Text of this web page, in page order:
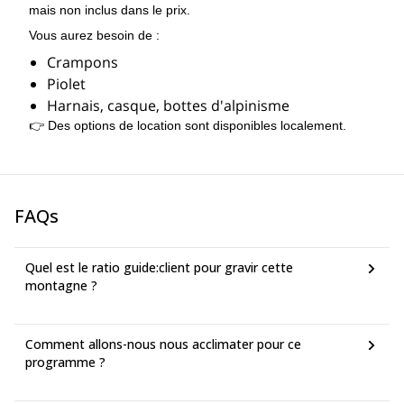
mais non inclus dans le prix.
Vous aurez besoin de :
Crampons
Piolet
Harnais, casque, bottes d'alpinisme
👉 Des options de location sont disponibles localement.
FAQs
Quel est le ratio guide:client pour gravir cette
montagne ?
Comment allons-nous nous acclimater pour ce
programme ?